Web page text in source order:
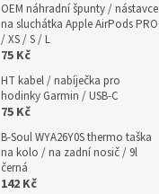
OEM náhradní špunty / nástavce
na sluchátka Apple AirPods PRO
/ XS / S / L
75 Kč
HT kabel / nabíječka pro
hodinky Garmin / USB-C
75 Kč
B-Soul WYA26Y0S thermo taška
na kolo / na zadní nosič / 9l
černá
142 Kč